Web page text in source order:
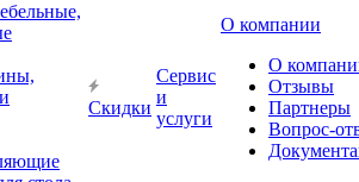
Скидки
Сервис
и
услуги
О компании
О
Отзывы
Партнеры
Вопрос-